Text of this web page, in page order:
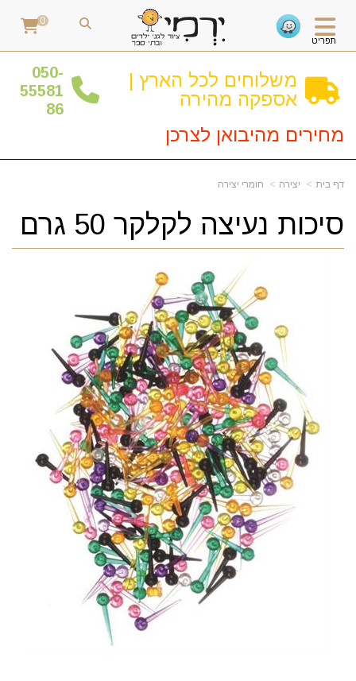
תפריט
0
משלוחים לכל הארץ |
אספקה מהירה
050-
55581
86
מחירים מהיבואן לצרכן
דף בית יצירה חומרי יצירה
סיכות נעיצה לקלקר 50 גרם